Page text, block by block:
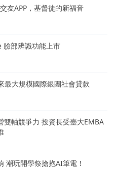
友APP，基督徒的新福音
部辨識功能上市
最大規模國際銀團社會貸款
雙軸競爭力 投資長受臺大EMBA
潮玩開學祭搶抱AI筆電！